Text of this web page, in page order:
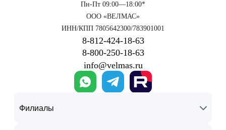
Пн-Пт 09:00—18:00*
ООО «ВЕЛМАС»
ИНН/КПП 7805642300/783901001
8‑812‑424‑18‑63
8‑800‑250‑18‑63
info@velmas.ru
Филиалы